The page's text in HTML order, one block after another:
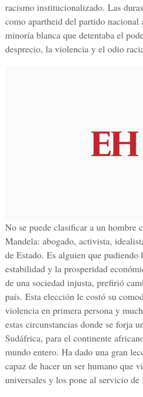
racismo institucionalizado. Las
como apartheid del partido nacional
minoría blanca que detentaba el
desprecio, la violencia y el odio
No se puede clasificar a un hombre
Mandela: abogado, activista,
de Estado. Es alguien que pudiendo
estabilidad y la prosperidad
de una sociedad injusta, prefirió
país. Esta elección le costó su
violencia en primera persona y
estas circunstancias donde se forja
Sudáfrica, para el continente
mundo entero. Ha dado una gran
capaz de hacer un ser humano que
universales y los pone al servicio de